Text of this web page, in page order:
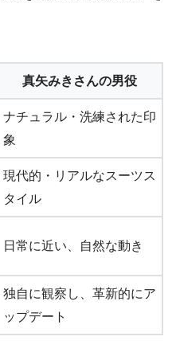
真矢みきさんの男役
ナチュラル・洗練された印
象
現代的・リアルなスーツス
タイル
日常に近い、自然な動き
独自に観察し、革新的にア
ップデート